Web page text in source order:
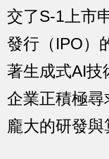
交了S-1上市
發行（IPO）
著生成式AI技
企業正積極
龐大的研發與